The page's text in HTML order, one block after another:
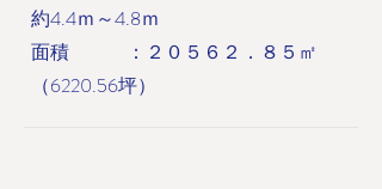
約4.4ｍ～4.8ｍ
面積 ：２０５６２．８５㎡
（6220.56坪）